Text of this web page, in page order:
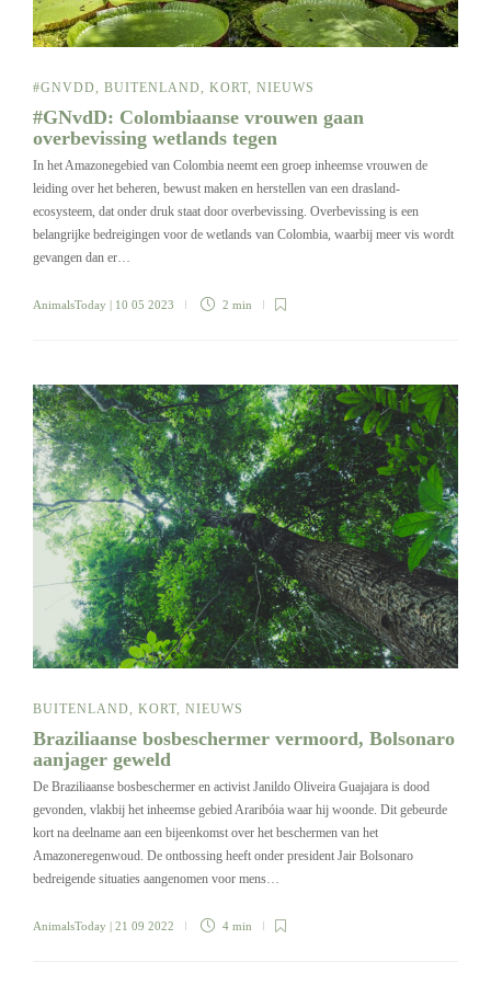
#GNVDD BUITENLAND KORT NIEUWS
#GNvdD: Colombiaanse vrouwen gaan
overbevissing wetlands tegen
In het Amazonegebied van Colombia neemt een groep inheemse vrouwen de
leiding over het beheren, bewust maken en herstellen van een drasland-
ecosysteem, dat onder druk staat door overbevissing. Overbevissing is een
belangrijke bedreigingen voor de wetlands van Colombia, waarbij meer vis wordt
gevangen dan er…
AnimalsToday | 10 05 2023 2 min
BUITENLAND KORT NIEUWS
Braziliaanse bosbeschermer vermoord, Bolsonaro
aanjager geweld
De Braziliaanse bosbeschermer en activist Janildo Oliveira Guajajara is dood
gevonden, vlakbij het inheemse gebied Araribóia waar hij woonde. Dit gebeurde
kort na deelname aan een bijeenkomst over het beschermen van het
Amazoneregenwoud. De ontbossing heeft onder president Jair Bolsonaro
bedreigende situaties aangenomen voor mens…
AnimalsToday | 21 09 2022 4 min